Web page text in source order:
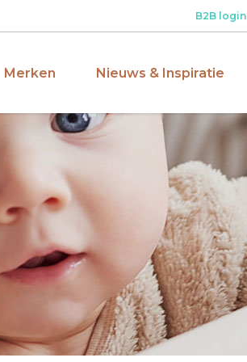
B2B login
Merken Nieuws & Inspiratie